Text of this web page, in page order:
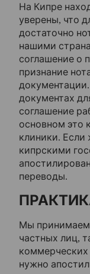
На Кипре
уверены, что
достаточно
нашими
соглашение о
признание
документах
соглашение
основном это
клиники. Если
кипрскими
переводы.
Мы принимаем
частных лиц,
коммерческих
нужно